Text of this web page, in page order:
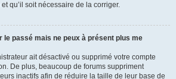
qu’il soit nécessaire de la corriger.
le passé mais ne peux à présent plus me
ait désactivé ou supprimé votre compte
De plus, beaucoup de forums suppriment
inactifs afin de réduire la taille de leur base de